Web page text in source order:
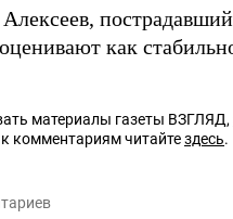
как
материалы газеты ВЗГЛЯД,
комментариям читайтездесь.